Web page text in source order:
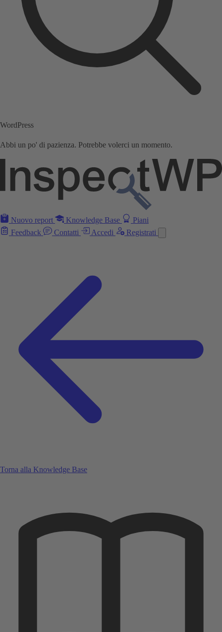
WordPress
Abbi un po' di pazienza. Potrebbe volerci un momento.
Nuovo report Knowledge Base
Piani
Feedback
Contatti Accedi Registrati
Torna alla Knowledge Base